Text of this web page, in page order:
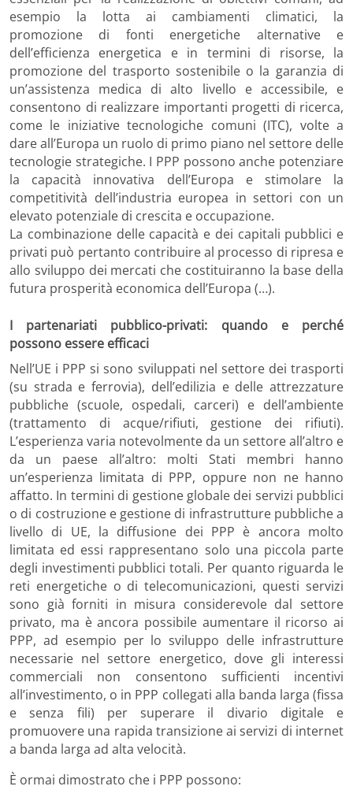
esempio la lotta ai cambiamenti climatici, la
promozione di fonti energetiche alternative e
dell’efficienza energetica e in termini di risorse, la
promozione del trasporto sostenibile o la garanzia di
un’assistenza medica di alto livello e accessibile, e
consentono di realizzare importanti progetti di ricerca,
come le iniziative tecnologiche comuni (ITC), volte a
dare all’Europa un ruolo di primo piano nel settore delle
tecnologie strategiche. I PPP possono anche potenziare
la capacità innovativa dell’Europa e stimolare la
competitività dell’industria europea in settori con un
elevato potenziale di crescita e occupazione.
La combinazione delle capacità e dei capitali pubblici e
privati può pertanto contribuire al processo di ripresa e
allo sviluppo dei mercati che costituiranno la base della
futura prosperità economica dell’Europa (…).
I partenariati pubblico-privati: quando e perché
possono essere efficaci
Nell’UE i PPP si sono sviluppati nel settore dei trasporti
(su strada e ferrovia), dell’edilizia e delle attrezzature
pubbliche (scuole, ospedali, carceri) e dell’ambiente
(trattamento di acque/rifiuti, gestione dei rifiuti).
L’esperienza varia notevolmente da un settore all’altro e
da un paese all’altro: molti Stati membri hanno
un’esperienza limitata di PPP, oppure non ne hanno
affatto. In termini di gestione globale dei servizi pubblici
o di costruzione e gestione di infrastrutture pubbliche a
livello di UE, la diffusione dei PPP è ancora molto
limitata ed essi rappresentano solo una piccola parte
degli investimenti pubblici totali. Per quanto riguarda le
reti energetiche o di telecomunicazioni, questi servizi
sono già forniti in misura considerevole dal settore
privato, ma è ancora possibile aumentare il ricorso ai
PPP, ad esempio per lo sviluppo delle infrastrutture
necessarie nel settore energetico, dove gli interessi
commerciali non consentono sufficienti incentivi
all’investimento, o in PPP collegati alla banda larga (fissa
e senza fili) per superare il divario digitale e
promuovere una rapida transizione ai servizi di internet
a banda larga ad alta velocità.
È ormai dimostrato che i PPP possono: